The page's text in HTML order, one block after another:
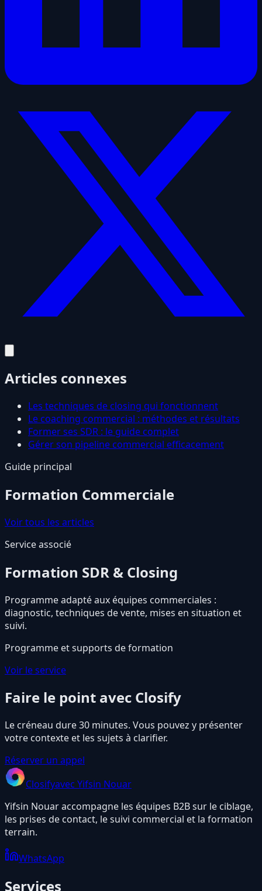
Articles connexes
Les techniques de closing qui fonctionnent
Le coaching commercial : méthodes et résultats
Former ses SDR : le guide complet
Gérer son pipeline commercial efficacement
Guide principal
Formation Commerciale
Voir tous les articles
Service associé
Formation SDR & Closing
Programme adapté aux équipes commerciales :
diagnostic, techniques de vente, mises en situation et
suivi.
Programme et supports de formation
Voir le service
Faire le point avec Closify
Le créneau dure 30 minutes. Vous pouvez y présenter
votre contexte et les sujets à clarifier.
Réserver un appel
Closifyavec Yifsin Nouar
Yifsin Nouar accompagne les équipes B2B sur le ciblage,
les prises de contact, le suivi commercial et la formation
terrain.
WhatsApp
Services